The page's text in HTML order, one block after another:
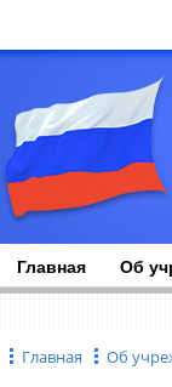
Главная Об
Главная Об